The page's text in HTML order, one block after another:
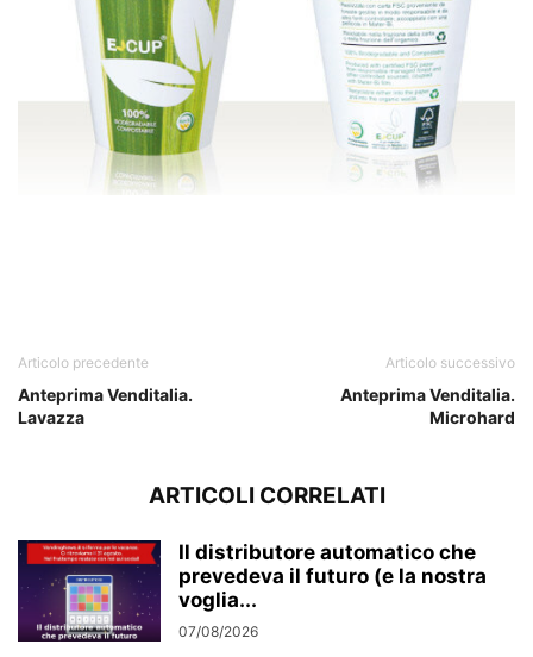
Articolo precedente
Anteprima Venditalia.
Lavazza
Articolo successivo
Anteprima Venditalia.
Microhard
ARTICOLI CORRELATI
Il distributore automatico che
prevedeva il futuro (e la nostra
voglia...
07/08/2026